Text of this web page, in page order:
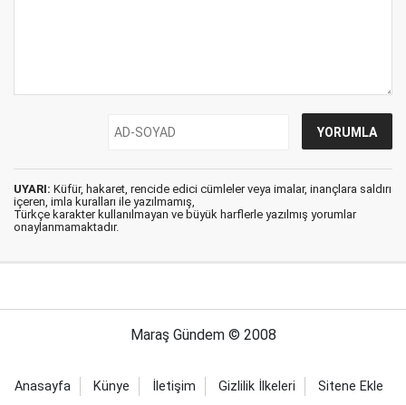
UYARI: Küfür, hakaret, rencide edici cümleler veya imalar, inançlara saldırı
içeren, imla kuralları ile yazılmamış,
Türkçe karakter kullanılmayan ve büyük harflerle yazılmış yorumlar
onaylanmamaktadır.
Maraş Gündem © 2008
Anasayfa Künye İletişim Gizlilik İlkeleri Sitene Ekle